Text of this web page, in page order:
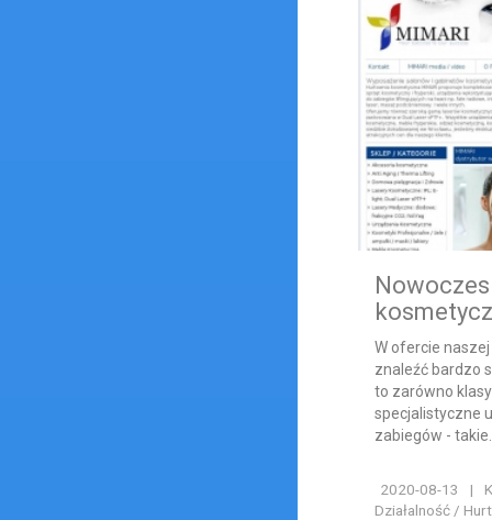
W ofercie
znaleźć bardzo
to zarówno
specjalistyczne
zabiegów -
2020-08-13 |
Działalność /